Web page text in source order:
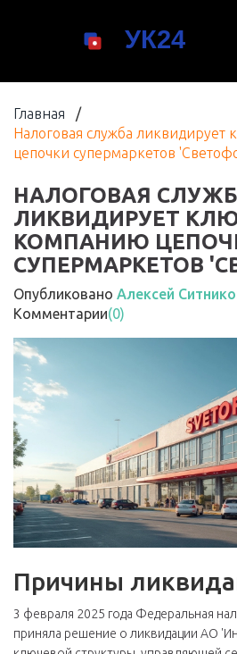
Главная /
Налоговая служба
цепочки супермаркетов
НАЛОГОВАЯ
ЛИКВИДИРУЕТ
КОМПАНИЮ
СУПЕРМАРКЕТОВ
Опубликовано Алексей
Комментарии(0)
Причины
3 февраля 2025 года Федеральная
приняла решение о ликвидации АО